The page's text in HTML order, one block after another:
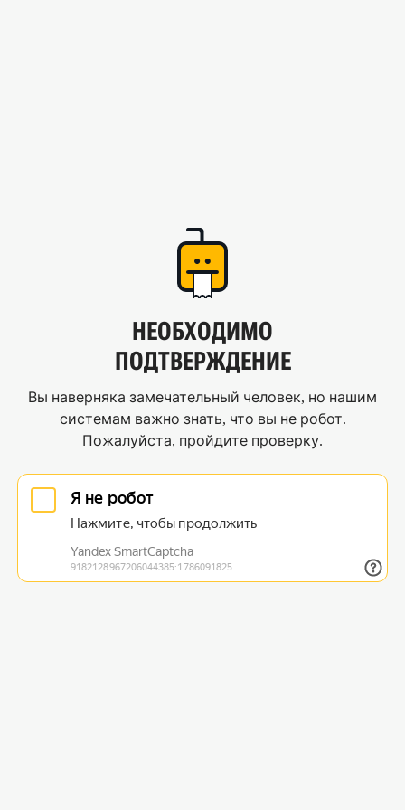
НЕОБХОДИМО
ПОДТВЕРЖДЕНИЕ
Вы наверняка замечательный человек, но нашим
системам важно знать, что вы не робот.
Пожалуйста, пройдите проверку.